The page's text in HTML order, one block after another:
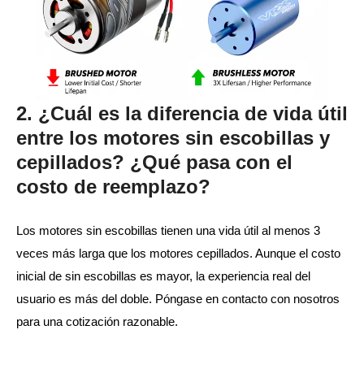
2. ¿Cuál es la diferencia de vida útil
entre los motores sin escobillas y
cepillados? ¿Qué pasa con el
costo de reemplazo?
Los motores sin escobillas tienen una vida útil al menos 3
veces más larga que los motores cepillados. Aunque el costo
inicial de sin escobillas es mayor, la experiencia real del
usuario es más del doble. Póngase en contacto con nosotros
para una cotización razonable.